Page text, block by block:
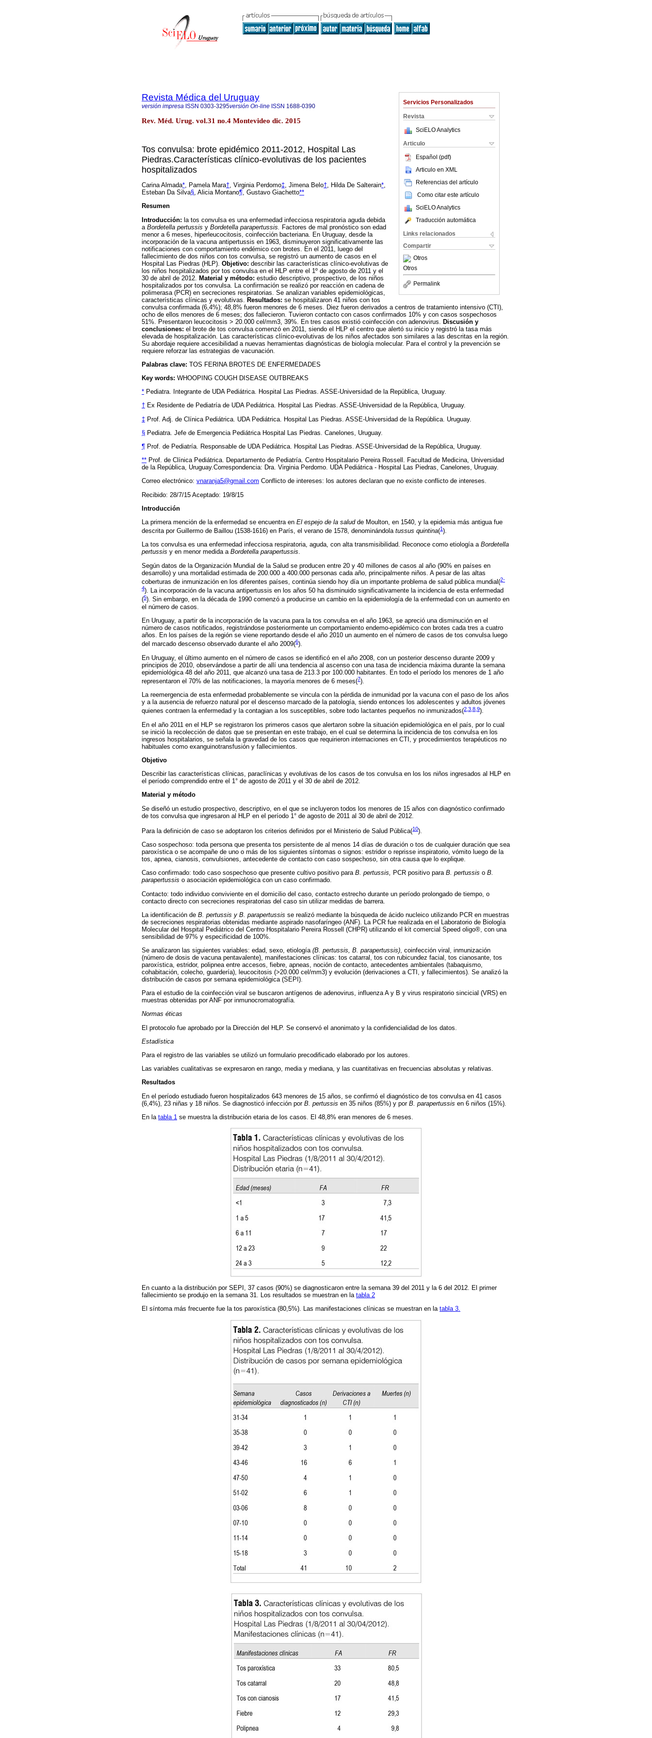
Servicios Personalizados
Revista
SciELO Analytics
Articulo
Español (pdf)
Articulo en XML
Referencias del artículo
Como citar este artículo
SciELO Analytics
Traducción automática
Links relacionados
Compartir
Otros
Otros
Permalink
Revista Médica del Uruguay
versión impresa ISSN 0303-3295versión On-line ISSN 1688-0390
Rev. Méd. Urug. vol.31 no.4 Montevideo dic. 2015
Tos convulsa: brote epidémico 2011-2012, Hospital Las
Piedras.Características clínico-evolutivas de los pacientes
hospitalizados
Carina Almada*, Pamela Mara†, Virginia Perdomo‡, Jimena Belo†, Hilda De Salterain*,
Esteban Da Silva§, Alicia Montano¶, Gustavo Giachetto**
Resumen
Introducción: la tos convulsa es una enfermedad infecciosa respiratoria aguda debida
a Bordetella pertussis y Bordetella parapertussis.
Factores de mal pronóstico son edad
menor a 6 meses, hiperleucocitosis, coinfección bacteriana. En Uruguay, desde la
incorporación de la vacuna antipertussis en 1963, disminuyeron significativamente las
notificaciones con comportamiento endémico con brotes. En el 2011, luego del
fallecimiento de dos niños con tos convulsa, se registró un aumento de casos en el
Hospital Las Piedras (HLP). Objetivo: describir las características clínico-evolutivas de
los niños hospitalizados por tos convulsa en el HLP entre el 1º de agosto de 2011 y el
30 de abril de 2012. Material y método: estudio descriptivo, prospectivo, de los niños
hospitalizados por tos convulsa. La confirmación se realizó por reacción en cadena de
polimerasa (PCR) en secreciones respiratorias. Se analizan variables epidemiológicas,
características clínicas y evolutivas. Resultados: se hospitalizaron 41 niños con tos
convulsa confirmada (6,4%); 48,8% fueron menores de 6 meses. Diez fueron derivados a centros de tratamiento intensivo (CTI),
ocho de ellos menores de 6 meses; dos fallecieron. Tuvieron contacto con casos confirmados 10% y con casos sospechosos
51%. Presentaron leucocitosis > 20.000 cel/mm3, 39%. En tres casos existió coinfección con adenovirus. Discusión y
conclusiones: el brote de tos convulsa comenzó en 2011, siendo el HLP el centro que alertó su inicio y registró la tasa más
elevada de hospitalización. Las características clínico-evolutivas de los niños afectados son similares a las descritas en la región.
Su abordaje requiere accesibilidad a nuevas herramientas diagnósticas de biología molecular. Para el control y la prevención se
requiere reforzar las estrategias de vacunación.
Palabras clave: TOS FERINA BROTES DE ENFERMEDADES
Key words: WHOOPING COUGH DISEASE OUTBREAKS
* Pediatra. Integrante de UDA Pediátrica. Hospital Las Piedras. ASSE-Universidad de la República, Uruguay.
† Ex Residente de Pediatría de UDA Pediátrica. Hospital Las Piedras. ASSE-Universidad de la República, Uruguay.
‡ Prof. Adj. de Clínica Pediátrica. UDA Pediátrica. Hospital Las Piedras. ASSE-Universidad de la República. Uruguay.
§ Pediatra. Jefe de Emergencia Pediátrica Hospital Las Piedras. Canelones, Uruguay.
¶ Prof. de Pediatría. Responsable de UDA Pediátrica. Hospital Las Piedras. ASSE-Universidad de la República, Uruguay.
** Prof. de Clínica Pediátrica. Departamento de Pediatría. Centro Hospitalario Pereira Rossell. Facultad de Medicina, Universidad
de la República, Uruguay.Correspondencia: Dra. Virginia Perdomo. UDA Pediátrica - Hospital Las Piedras, Canelones, Uruguay.
Correo electrónico: vnaranja5@gmail.com Conflicto de intereses: los autores declaran que no existe conflicto de intereses.
Recibido: 28/7/15 Aceptado: 19/8/15
Introducción
La primera mención de la enfermedad se encuentra en El espejo de la saludde Moulton, en 1540, y la epidemia más antigua fue
descrita por Guillermo de Baillou (1538-1616) en París, el verano de 1578, denominándola tussus quintina(1).
La tos convulsa es una enfermedad infecciosa respiratoria, aguda, con alta transmisibilidad. Reconoce como etiología a Bordetella
pertussis y en menor medida a Bordetella parapertussis.
Según datos de la Organización Mundial de la Salud se producen entre 20 y 40 millones de casos al año (90% en países en
desarrollo) y una mortalidad estimada de 200.000 a 400.000 personas cada año, principalmente niños. A pesar de las altas
coberturas de inmunización en los diferentes países, continúa siendo hoy día un importante problema de salud pública mundial(2-
4). La incorporación de la vacuna antipertussis en los años 50 ha disminuido significativamente la incidencia de esta enfermedad
(5). Sin embargo, en la década de 1990 comenzó a producirse un cambio en la epidemiología de la enfermedad con un aumento en
el número de casos.
En Uruguay, a partir de la incorporación de la vacuna para la tos convulsa en el año 1963, se apreció una disminución en el
número de casos notificados, registrándose posteriormente un comportamiento endemo-epidémico con brotes cada tres a cuatro
años. En los países de la región se viene reportando desde el año 2010 un aumento en el número de casos de tos convulsa luego
del marcado descenso observado durante el año 2009(6).
En Uruguay, el último aumento en el número de casos se identificó en el año 2008, con un posterior descenso durante 2009 y
principios de 2010, observándose a partir de allí una tendencia al ascenso con una tasa de incidencia máxima durante la semana
epidemiológica 48 del año 2011, que alcanzó una tasa de 213.3 por 100.000 habitantes. En todo el período los menores de 1 año
representaron el 70% de las notificaciones, la mayoría menores de 6 meses(7).
La reemergencia de esta enfermedad probablemente se vincula con la pérdida de inmunidad por la vacuna con el paso de los años
y a la ausencia de refuerzo natural por el descenso marcado de la patología, siendo entonces los adolescentes y adultos jóvenes
quienes contraen la enfermedad y la contagian a los susceptibles, sobre todo lactantes pequeños no inmunizados(2,3,8,9).
En el año 2011 en el HLP se registraron los primeros casos que alertaron sobre la situación epidemiológica en el país, por lo cual
se inició la recolección de datos que se presentan en este trabajo, en el cual se determina la incidencia de tos convulsa en los
ingresos hospitalarios, se señala la gravedad de los casos que requirieron internaciones en CTI, y procedimientos terapéuticos no
habituales como exanguinotransfusión y fallecimientos.
Objetivo
Describir las características clínicas, paraclínicas y evolutivas de los casos de tos convulsa en los los niños ingresados al HLP en
el período comprendido entre el 1° de agosto de 2011 y el 30 de abril de 2012.
Material y método
Se diseñó un estudio prospectivo, descriptivo, en el que se incluyeron todos los menores de 15 años con diagnóstico confirmado
de tos convulsa que ingresaron al HLP en el período 1° de agosto de 2011 al 30 de abril de 2012.
Para la definición de caso se adoptaron los criterios definidos por el Ministerio de Salud Pública(10).
Caso sospechoso: toda persona que presenta tos persistente de al menos 14 días de duración o tos de cualquier duración que sea
paroxística o se acompañe de uno o más de los siguientes síntomas o signos: estridor o reprisse inspiratorio, vómito luego de la
tos, apnea, cianosis, convulsiones, antecedente de contacto con caso sospechoso, sin otra causa que lo explique.
Caso confirmado: todo caso sospechoso que presente cultivo positivo para B. pertussis, PCR positivo para B. pertussis o B.
parapertussis o asociación epidemiológica con un caso confirmado.
Contacto: todo individuo conviviente en el domicilio del caso, contacto estrecho durante un período prolongado de tiempo, o
contacto directo con secreciones respiratorias del caso sin utilizar medidas de barrera.
La identificación de B. pertussis y B. parapertussis se realizó mediante la búsqueda de ácido nucleico utilizando PCR en muestras
de secreciones respiratorias obtenidas mediante aspirado nasofaríngeo (ANF). La PCR fue realizada en el Laboratorio de Biología
Molecular del Hospital Pediátrico del Centro Hospitalario Pereira Rossell (CHPR) utilizando el kit comercial Speed oligo®, con una
sensibilidad de 97% y especificidad de 100%.
Se analizaron las siguientes variables: edad, sexo, etiología (B. pertussis, B. parapertussis), coinfección viral, inmunización
(número de dosis de vacuna pentavalente), manifestaciones clínicas: tos catarral, tos con rubicundez facial, tos cianosante, tos
paroxística, estridor, polipnea entre accesos, fiebre, apneas, noción de contacto, antecedentes ambientales (tabaquismo,
cohabitación, colecho, guardería), leucocitosis (>20.000 cel/mm3) y evolución (derivaciones a CTI, y fallecimientos). Se analizó la
distribución de casos por semana epidemiológica (SEPI).
Para el estudio de la coinfección viral se buscaron antígenos de adenovirus, influenza A y B y virus respiratorio sincicial (VRS) en
muestras obtenidas por ANF por inmunocromatografía.
Normas éticas
El protocolo fue aprobado por la Dirección del HLP. Se conservó el anonimato y la confidencialidad de los datos.
Estadística
Para el registro de las variables se utilizó un formulario precodificado elaborado por los autores.
Las variables cualitativas se expresaron en rango, media y mediana, y las cuantitativas en frecuencias absolutas y relativas.
Resultados
En el período estudiado fueron hospitalizados 643 menores de 15 años, se confirmó el diagnóstico de tos convulsa en 41 casos
(6,4%), 23 niñas y 18 niños. Se diagnosticó infección por B. pertussis en 35 niños (85%) y por B. parapertussis en 6 niños (15%).
En la tabla 1 se muestra la distribución etaria de los casos. El 48,8% eran menores de 6 meses.
En cuanto a la distribución por SEPI, 37 casos (90%) se diagnosticaron entre la semana 39 del 2011 y la 6 del 2012. El primer
fallecimiento se produjo en la semana 31. Los resultados se muestran en la tabla 2
El síntoma más frecuente fue la tos paroxística (80,5%). Las manifestaciones clínicas se muestran en la tabla 3.